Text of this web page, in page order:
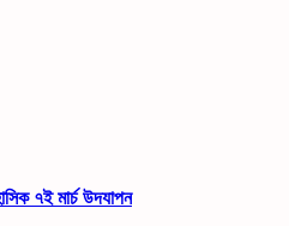
৭ই মার্চ উদযাপন